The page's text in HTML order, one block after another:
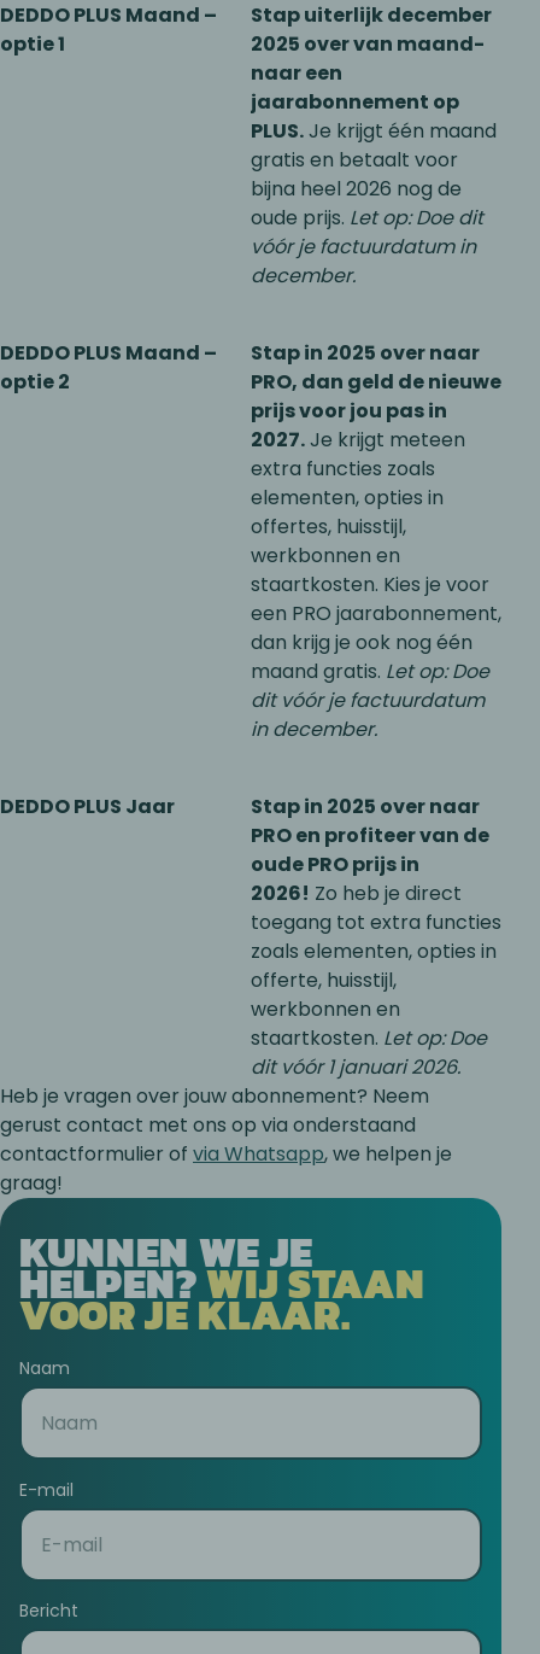
DEDDO PLUS Maand –
optie 1
Stap uiterlijk december
2025 over van maand-
naar een
jaarabonnement op
PLUS.Je krijgt één maand
gratis en betaalt voor
bijna heel 2026 nog de
oude prijs. Let op: Doe dit
vóór je factuurdatum in
december.
DEDDO PLUS Maand –
optie 2
Stap in 2025 over naar
PRO, dan geld de nieuwe
prijs voor jou pas in
2027.Je krijgt meteen
extra functies zoals
elementen, opties in
offertes, huisstijl,
werkbonnen en
staartkosten. Kies je voor
een PRO jaarabonnement,
dan krijg je ook nog één
maand gratis. Let op: Doe
dit vóór je factuurdatum
in december.
DEDDO PLUS Jaar
Stap in 2025 over naar
PRO en profiteer van de
oude PRO prijs in
2026! Zo heb je direct
toegang tot extra functies
zoals elementen, opties in
offerte, huisstijl,
werkbonnen en
staartkosten. Let op: Doe
dit vóór 1 januari 2026.
Heb je vragen over jouw abonnement? Neem
gerust contact met ons op via onderstaand
contactformulier of via Whatsapp, we helpen je
graag!
KUNNEN WE JE
HELPEN?WIJ STAAN
VOOR JE KLAAR.
Naam
E-mail
Bericht